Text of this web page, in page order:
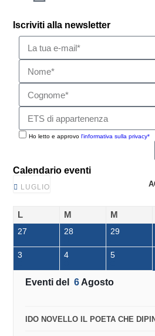
Iscriviti alla newsletter
Ho letto e approvo l'informativa sulla privacy*
Calendario eventi
LUGLIO
L M M
27 28 29
3 4 5
Eventi del 6 Agosto
IDO NOVELLO IL POETA CHE